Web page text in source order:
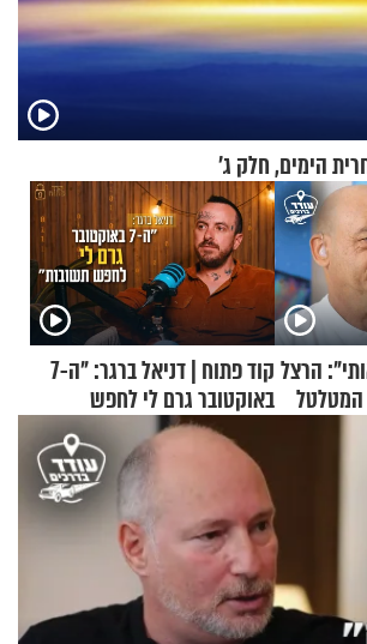
הימים, חלק ג’
הרצל
המטלטל
קוד פתוח | דניאל ברגר: "ה-7
באוקטובר גרם לי לחפש
תשובות"